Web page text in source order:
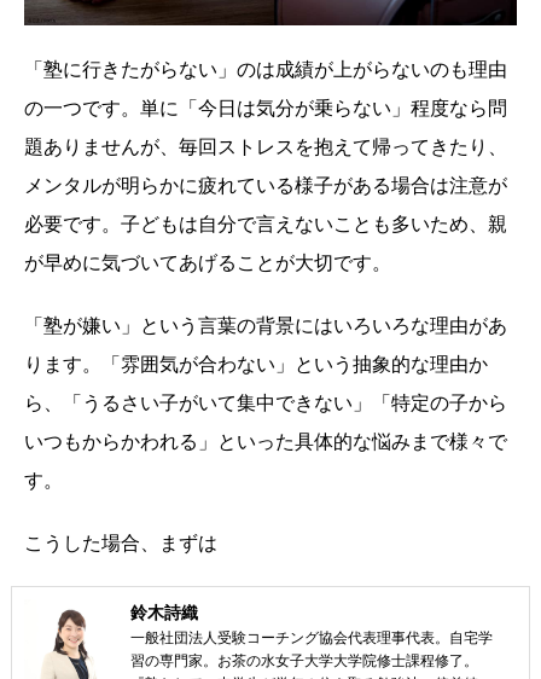
「塾に行きたがらない」のは成績が上がらないのも理由
の一つです。単に「今日は気分が乗らない」程度なら問
題ありませんが、毎回ストレスを抱えて帰ってきたり、
メンタルが明らかに疲れている様子がある場合は注意が
必要です。子どもは自分で言えないことも多いため、親
が早めに気づいてあげることが大切です。
「塾が嫌い」という言葉の背景にはいろいろな理由があ
ります。「雰囲気が合わない」という抽象的な理由か
ら、「うるさい子がいて集中できない」「特定の子から
いつもからかわれる」といった具体的な悩みまで様々で
す。
こうした場合、まずは
鈴木詩織
一般社団法人受験コーチング協会代表理事代表。自宅学
習の専門家。お茶の水女子大学大学院修士課程修了。